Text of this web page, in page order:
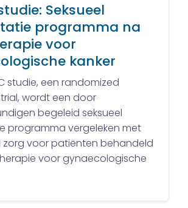
Seksueel
programma na
voor
kanker
studie, een randomized
wordt een door
begeleid seksueel
programma vergeleken met
voor patiënten behandeld
voor gynaecologische